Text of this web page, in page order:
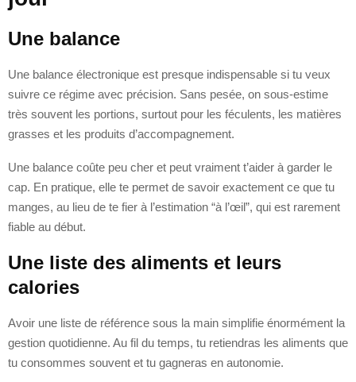
Une balance
Une balance électronique est presque indispensable si tu veux
suivre ce régime avec précision. Sans pesée, on sous-estime
très souvent les portions, surtout pour les féculents, les matières
grasses et les produits d’accompagnement.
Une balance coûte peu cher et peut vraiment t’aider à garder le
cap. En pratique, elle te permet de savoir exactement ce que tu
manges, au lieu de te fier à l’estimation “à l’œil”, qui est rarement
fiable au début.
Une liste des aliments et leurs
calories
Avoir une liste de référence sous la main simplifie énormément la
gestion quotidienne. Au fil du temps, tu retiendras les aliments que
tu consommes souvent et tu gagneras en autonomie.